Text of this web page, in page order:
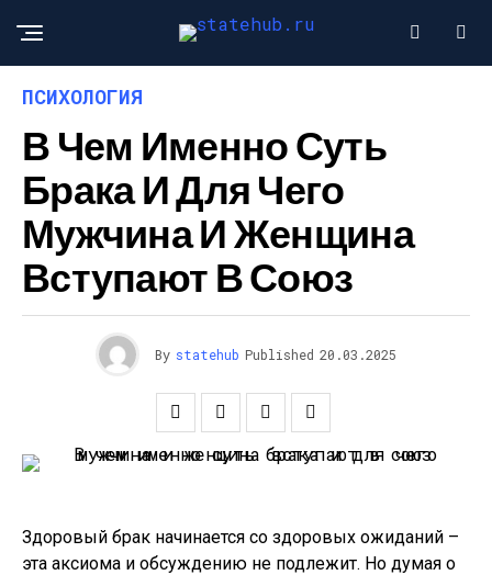
ПСИХОЛОГИЯ
В Чем Именно Суть
Брака И Для Чего
Мужчина И Женщина
Вступают В Союз
By statehub Published 20.03.2025
Здоровый брак начинается со здоровых ожиданий –
эта аксиома и обсуждению не подлежит. Но думая о